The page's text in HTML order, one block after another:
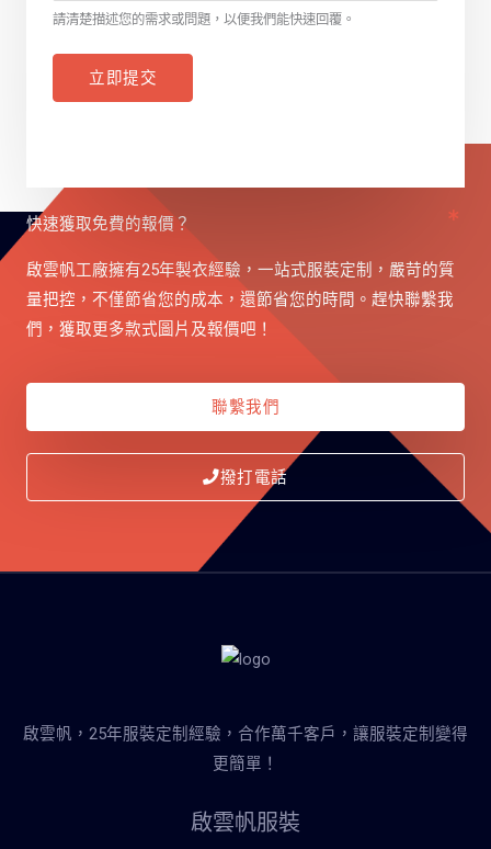
請清楚描述您的需求或問題，以便我們能快速回覆。
立即提交
快速獲取免費的報價？
啟雲帆工廠擁有25年製衣經驗，一站式服裝定制，嚴苛的質
量把控，不僅節省您的成本，還節省您的時間。趕快聯繫我
們，獲取更多款式圖片及報價吧！
聯繫我們
撥打電話
啟雲帆，25年服裝定制經驗，合作萬千客戶，讓服裝定制變得
更簡單！
啟雲帆服裝